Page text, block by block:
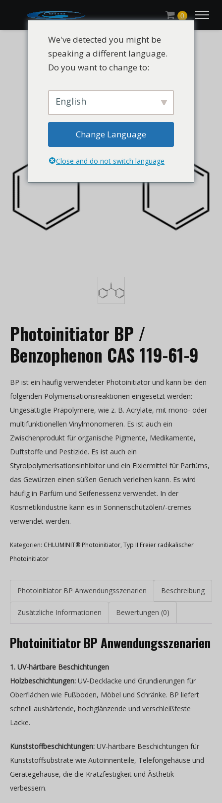
0
Photoinitiator BP /
Benzophenon CAS 119-61-9
BP ist ein häufig verwendeter Photoinitiator und kann bei den
folgenden Polymerisationsreaktionen eingesetzt werden:
Ungesättigte Präpolymere, wie z. B. Acrylate, mit mono- oder
multifunktionellen Vinylmonomeren. Es ist auch ein
Zwischenprodukt für organische Pigmente, Medikamente,
Duftstoffe und Pestizide. Es ist auch ein
Styrolpolymerisationsinhibitor und ein Fixiermittel für Parfüms,
das Gewürzen einen süßen Geruch verleihen kann. Es wird
häufig in Parfüm und Seifenessenz verwendet. In der
Kosmetikindustrie kann es in Sonnenschutzölen/-cremes
verwendet werden.
Kategorien: CHLUMINIT® Photoinitiator, Typ II Freier radikalischer
Photoinitiator
Photoinitiator BP Anwendungsszenarien Beschreibung
Zusätzliche Informationen Bewertungen (0)
Photoinitiator BP Anwendungsszenarien
1. UV-härtbare Beschichtungen
Holzbeschichtungen: UV-Decklacke und Grundierungen für
Oberflächen wie Fußböden, Möbel und Schränke. BP liefert
schnell aushärtende, hochglänzende und verschleißfeste
Lacke.
Kunststoffbeschichtungen: UV-härtbare Beschichtungen für
Kunststoffsubstrate wie Autoinnenteile, Telefongehäuse und
Gerätegehäuse, die die Kratzfestigkeit und Ästhetik
verbessern.
We've detected you might be
speaking a different language.
Do you want to change to:
English
Change Language
Close and do not switch language